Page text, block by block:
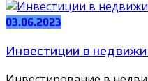
03.06.2023
Инвестиции в